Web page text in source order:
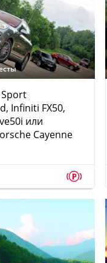
Sport
Infiniti FX50,
или
Cayenne
p